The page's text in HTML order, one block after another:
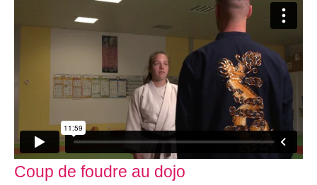
Coup de foudre au dojo